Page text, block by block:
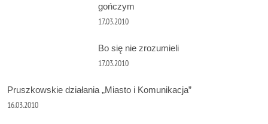
gończym
17.03.2010
Bo się nie zrozumieli
17.03.2010
Pruszkowskie działania „Miasto i Komunikacja”
16.03.2010